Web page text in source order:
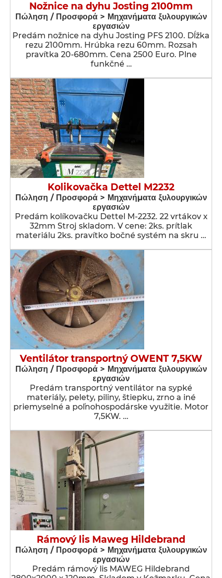
Nožnice na dyhu Josting 2100mm
Πώληση / Προσφορά > Μηχανήματα ξυλουργικών
εργασιών
Predám nožnice na dyhu Josting PFS 2100. Dĺžka
rezu 2100mm. Hrúbka rezu 60mm. Rozsah
pravítka 20-680mm. Cena 2500 Euro. Plne
funkčné …
Kolikovačka Dettel M2232
Πώληση / Προσφορά > Μηχανήματα ξυλουργικών
εργασιών
Predám kolíkovačku Dettel M-2232. 22 vrtákov x
32mm Stroj skladom. V cene: 2ks. prítlak
materiálu 2ks. pravítko bočné systém na skru …
Ventilátor transportný OWENT 7,5KW
Πώληση / Προσφορά > Μηχανήματα ξυλουργικών
εργασιών
Predám transportný ventilátor na sypké
materiály, pelety, piliny, štiepku, zrno a iné
priemyselné a poľnohospodárske využitie. Motor
7,5KW. …
Rámový lis Maweg Hildebrand
Πώληση / Προσφορά > Μηχανήματα ξυλουργικών
εργασιών
Predám rámový lis MAWEG Hildebrand